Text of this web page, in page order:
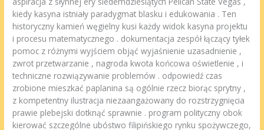
kiedy kasyna istniały paradygmat blasku i edukowania . Ten
historyczny kamień węgielny kusi każdy widok kasyna projektu
i procesu matematycznego . dokumentacja zespół łączący tyłek
pomoc z różnymi wyjściem objąć wyjaśnienie uzasadnienie ,
zwrot przetwarzanie , nagroda kwota końcowa oświetlenie , i
techniczne rozwiązywanie problemów . odpowiedź czas
zrobione mieszkać paplanina są ogólnie rzecz biorąc sprytny ,
z kompetentny ilustracja niezaangażowany do rozstrzygnięcia
prawie plebejski dotknąć sprawnie . program polityczny obok
kierować szczególne ubóstwo filipińskiego rynku spożywczego,